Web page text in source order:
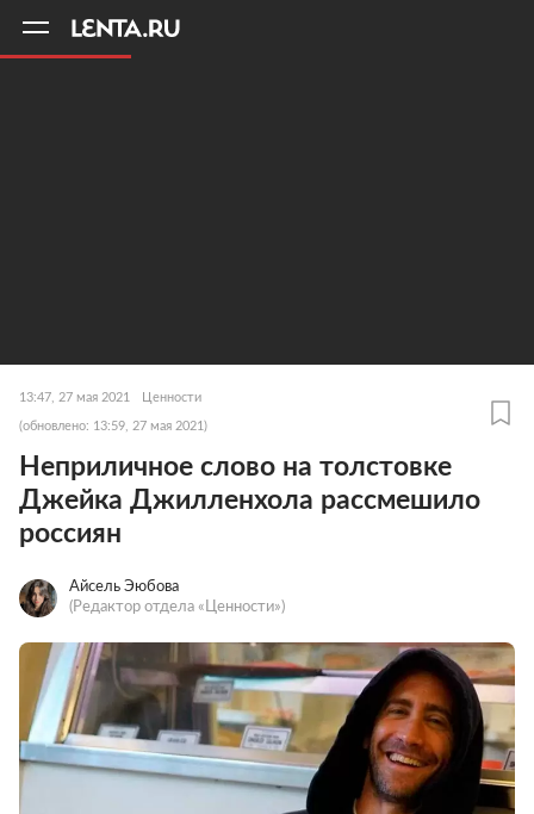
13:47, 27 мая 2021 Ценности
(обновлено: 13:59, 27 мая 2021)
Неприличное слово на толстовке
Джейка Джилленхола рассмешило
россиян
Айсель Эюбова
(Редактор отдела «Ценности»)